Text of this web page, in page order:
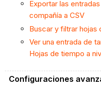
Exportar las
compañía a CSV
Buscar y filtrar
Ver una entrada de
Hojas de tiempo a
Configuraciones